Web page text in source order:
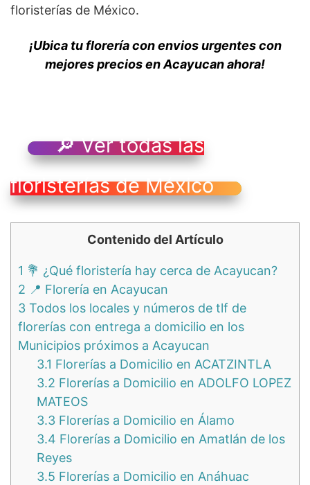
floristerías de México.
¡Ubica tu florería con envios urgentes con
mejores precios en Acayucan ahora!
🔎 Ver todas las
floristerías de México
Contenido del Artículo
1 💐 ¿Qué floristería hay cerca de Acayucan?
2 📍 Florería en Acayucan
3 Todos los locales y números de tlf de
florerías con entrega a domicilio en los
Municipios próximos a Acayucan
3.1 Florerías a Domicilio en ACATZINTLA
3.2 Florerías a Domicilio en ADOLFO LOPEZ
MATEOS
3.3 Florerías a Domicilio en Álamo
3.4 Florerías a Domicilio en Amatlán de los
Reyes
3.5 Florerías a Domicilio en Anáhuac